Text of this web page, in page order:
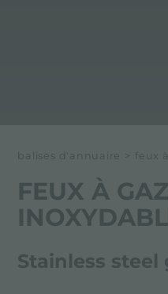
balises d'annuaire > feux
FEUX À
Stainless steel